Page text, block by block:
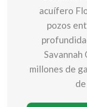
acuífero
pozos
millones de